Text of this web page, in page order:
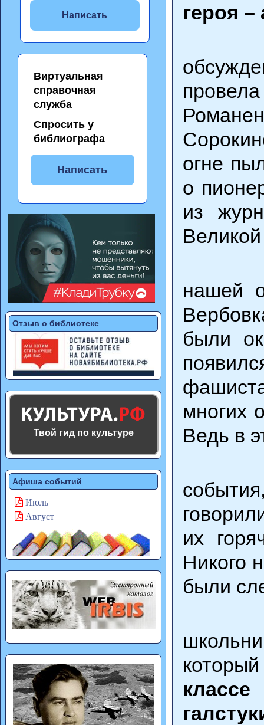
Написать
Виртуальная
справочная
служба
Спросить у
библиографа
Написать
Отзыв о библиотеке
Твой гид по культуре
Афиша событий
Июль
Август
героя
огне
о
из
нашей
были
многих
Ведь в
их
Никого
были